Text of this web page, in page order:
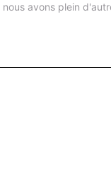
Cuisse de poulet
avons plein